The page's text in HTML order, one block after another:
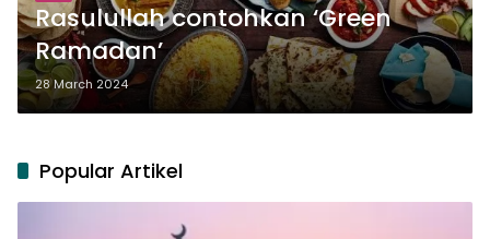
Rasulullah contohkan ‘Green
Ramadan’
28 March 2024
Popular Artikel